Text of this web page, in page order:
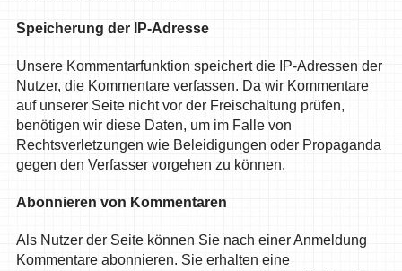
Speicherung der IP-Adresse
Unsere Kommentarfunktion speichert die IP-Adressen der
Nutzer, die Kommentare verfassen. Da wir Kommentare
auf unserer Seite nicht vor der Freischaltung prüfen,
benötigen wir diese Daten, um im Falle von
Rechtsverletzungen wie Beleidigungen oder Propaganda
gegen den Verfasser vorgehen zu können.
Abonnieren von Kommentaren
Als Nutzer der Seite können Sie nach einer Anmeldung
Kommentare abonnieren. Sie erhalten eine